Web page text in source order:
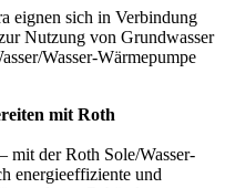
eignen sich in Verbindung
Nutzung von Grundwasser
Wasser-Wärmepumpe
mit Roth
mit der Roth Sole/Wasser-
energieeffiziente und